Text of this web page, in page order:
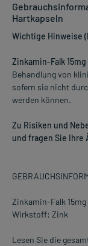
Hartkapseln
Wichtige Hinweise
Zinkamin-Falk
Behandlung von
sofern sie nicht
werden können.
Zu Risiken und
und fragen Sie Ihre
Zinkamin-Falk
Wirkstoff: Zink
Lesen Sie die